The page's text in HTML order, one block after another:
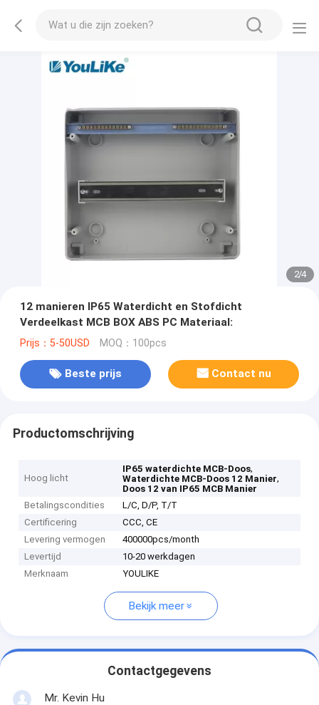
2/4
12 manieren IP65 Waterdicht en Stofdicht
Verdeelkast MCB BOX ABS PC Materiaal:
Prijs：5-50USD MOQ：100pcs
Beste prijs Contact nu
Productomschrijving
Hoog licht
IP65 waterdichte MCB-Doos,
Waterdichte MCB-Doos 12 Manier,
Doos 12 van IP65 MCB Manier
Betalingscondities
L/C, D/P, T/T
Certificering
CCC, CE
Levering vermogen
400000pcs/month
Levertijd
10-20 werkdagen
Merknaam
YOULIKE
Bekijk meer
Contactgegevens
Mr. Kevin Hu